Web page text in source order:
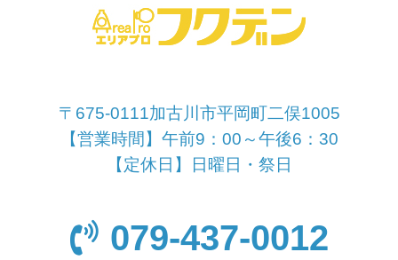
〒675-0111加古川市平岡町二俣1005
【営業時間】午前9：00～午後6：30
【定休日】日曜日・祭日
079-437-0012